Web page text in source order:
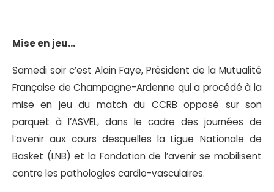
Mise en jeu…
Samedi soir c’est Alain Faye, Président de la Mutualité
Française de Champagne-Ardenne qui a procédé à la
mise en jeu du match du CCRB opposé sur son
parquet à l’ASVEL, dans le cadre des journées de
l’avenir aux cours desquelles la Ligue Nationale de
Basket (LNB) et la Fondation de l’avenir se mobilisent
contre les pathologies cardio-vasculaires.